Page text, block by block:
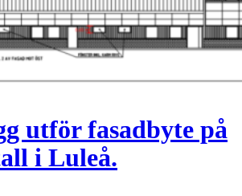
utför fasadbyte på
i Luleå.